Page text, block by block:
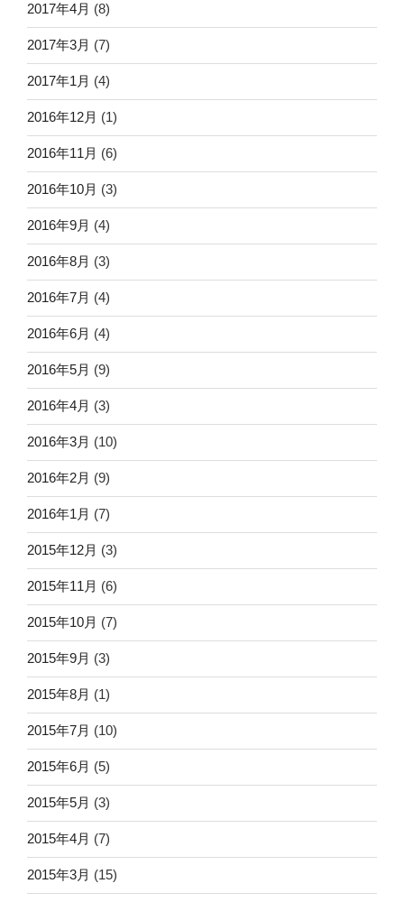
2017年4月 (8)
2017年3月 (7)
2017年1月 (4)
2016年12月 (1)
2016年11月 (6)
2016年10月 (3)
2016年9月 (4)
2016年8月 (3)
2016年7月 (4)
2016年6月 (4)
2016年5月 (9)
2016年4月 (3)
2016年3月 (10)
2016年2月 (9)
2016年1月 (7)
2015年12月 (3)
2015年11月 (6)
2015年10月 (7)
2015年9月 (3)
2015年8月 (1)
2015年7月 (10)
2015年6月 (5)
2015年5月 (3)
2015年4月 (7)
2015年3月 (15)